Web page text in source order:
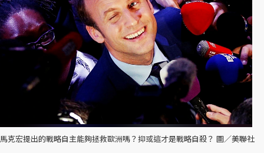
馬克宏提出的戰略自主能夠拯救歐洲嗎？抑或這才是戰略自殺？ 圖／美聯社